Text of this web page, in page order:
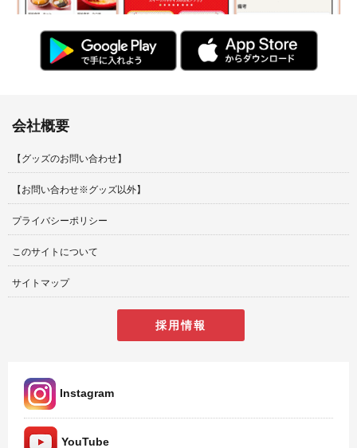
会社概要
【グッズのお問い合わせ】
【お問い合わせ※グッズ以外】
プライバシーポリシー
このサイトについて
サイトマップ
採用情報
Instagram
YouTube